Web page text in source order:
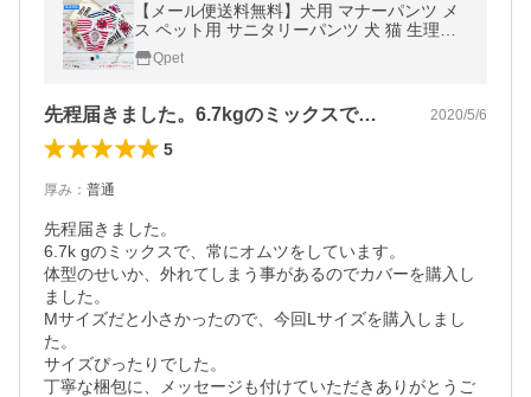
【メール便送料無料】犬用 マナーパンツ メ
ス ペット用 サニタリーパンツ 犬 猫 生理用
パンツ 介護 おむつカバー ケアパンツ ボーダ
ー柄 マリン柄 XL XXL #19026
Qpet
先程届きました。6.7kgのミックスで… 2020/5/6
5
厚み ： 普通
先程届きました。
6.7k gのミックスで、常にオムツをしています。
体型のせいか、外れてしまう事があるのでカバーを購入し
ました。
Mサイズだと小さかったので、今回Lサイズを購入しまし
た。
サイズぴったりでした。
丁寧な梱包に、メッセージも付けていただきありがとうご